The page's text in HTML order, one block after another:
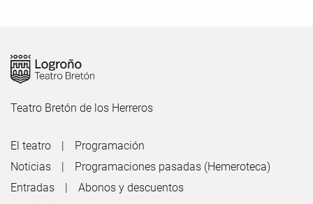
Teatro Bretón de los Herreros
El teatro
Programación
Noticias
Programaciones pasadas (Hemeroteca)
Entradas
Abonos y descuentos